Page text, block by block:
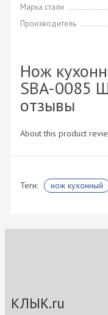
Марка стали
Производитель
Нож
SBA-0085
отзывы
About this product
Теги: нож кухонный
КЛЫК.ru